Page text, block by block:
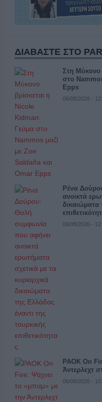
ΔΙΑΒΑΣΤΕ ΣΤΟ
Στη Μύκονο
στο
Epps
06/08/2026 -
Ρένα
ανοικτά
δικαιώματα
06/08/2026 -
PAOK On
Άντερλεχτ
06/08/2026 -